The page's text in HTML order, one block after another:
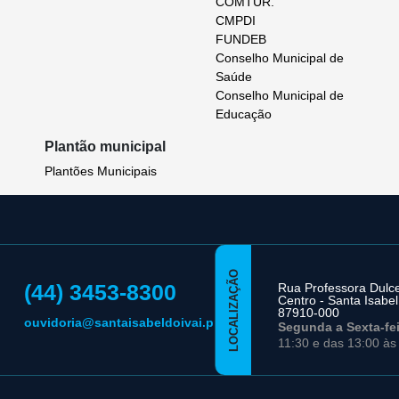
CMPDI
FUNDEB
Conselho Municipal de
Saúde
Conselho Municipal de
Educação
Plantão municipal
Plantões Municipais
(44) 3453-8300
ouvidoria@santaisabeldoivai.pr.gov.br
LOCALIZAÇÃO
Rua Professora
Centro - Santa
87910-000
Segunda a Sexta-
11:30 e das 13:00